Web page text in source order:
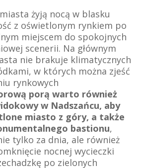
żyją nocą w blasku
z oświetlonym rynkiem po
miejscem do spokojnych
scenerii. Na głównym
nie brakuje klimatycznych
w których można zjeść
rynkowych
porą warto również
w Nadszańcu, aby
miasto z góry, a także
bastionu,
tylko za dnia, ale również
nocnej wycieczki
po zielonych